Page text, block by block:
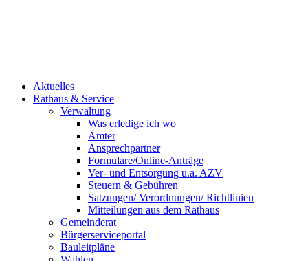
Aktuelles
Rathaus & Service
Verwaltung
Was erledige ich wo
Ämter
Ansprechpartner
Formulare/Online-Anträge
Ver- und Entsorgung u.a. AZV
Steuern & Gebühren
Satzungen/ Verordnungen/ Richtlinien
Mitteilungen aus dem Rathaus
Gemeinderat
Bürgerserviceportal
Bauleitpläne